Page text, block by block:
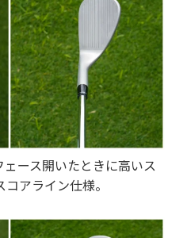
ース開いたときに高いス
アライン仕様。